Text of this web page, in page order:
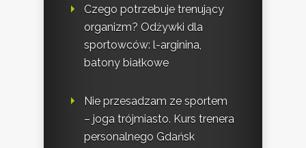
Czego potrzebuje trenujący
organizm? Odżywki dla
sportowców: l-arginina,
batony białkowe
Nie przesadzam ze sportem
– joga trójmiasto. Kurs trenera
personalnego Gdańsk